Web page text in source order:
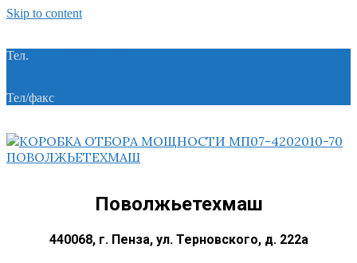
Skip to content
Тел.
Тел/факс
Поволжьетехмаш
440068, г. Пенза, ул. Терновского, д. 222а